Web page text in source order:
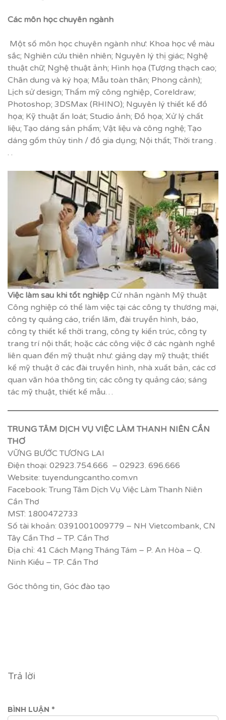
Các môn học chuyên ngành
Một số môn học chuyên ngành như: Khoa học về màu
sắc; Nghiên cứu thiên nhiên; Nguyên lý thị giác; Nghệ
thuật chữ; Nghệ thuật ảnh; Hình họa (Tượng thạch cao;
Chân dung và ký họa; Mẫu toàn thân; Phong cảnh);
Lịch sử design; Thẩm mỹ công nghiệp, Coreldraw;
Photoshop; 3DSMax (RHINO); Nguyên lý thiết kế đồ
họa; Kỹ thuật ấn loát; Studio ảnh; Đồ họa; Xử lý chất
liệu; Tạo dáng sản phẩm; Vật liệu và công nghệ; Tạo
dáng gốm thủy tinh / đồ gia dụng; Nội thất; Thời trang .
. .
Việc làm sau khi tốt nghiệp Cử nhân ngành Mỹ thuật
Công nghiệp có thể làm việc tại các công ty thương mại,
công ty quảng cáo, triển lãm, đài truyền hình, báo,
công ty thiết kế thời trang, công ty kiến trúc, công ty
trang trí nội thất; hoặc các công việc ở các ngành nghề
liên quan đến mỹ thuật như: giảng dạy mỹ thuật; thiết
kế mỹ thuật ở các đài truyền hình, nhà xuất bản, các cơ
quan văn hóa thông tin; các công ty quảng cáo; sáng
tác mỹ thuật, thiết kế mẫu…
TRUNG TÂM DỊCH VỤ VIỆC LÀM THANH NIÊN CẦN
THƠ
VỮNG BƯỚC TƯƠNG LAI
Điện thoại: 02923.754.666 – 02923. 696.666
Website: tuyendungcantho.com.vn
Facebook: Trung Tâm Dịch Vụ Việc Làm Thanh Niên
Cần Thơ
MST: 1800472733
Số tài khoản: 0391001009779 – NH Vietcombank, CN
Tây Cần Thơ – TP. Cần Thơ
Địa chỉ: 41 Cách Mạng Tháng Tám – P. An Hòa – Q.
Ninh Kiều – TP. Cần Thơ
Góc thông tin, Góc đào tạo
Trả lời
BÌNH LUẬN *